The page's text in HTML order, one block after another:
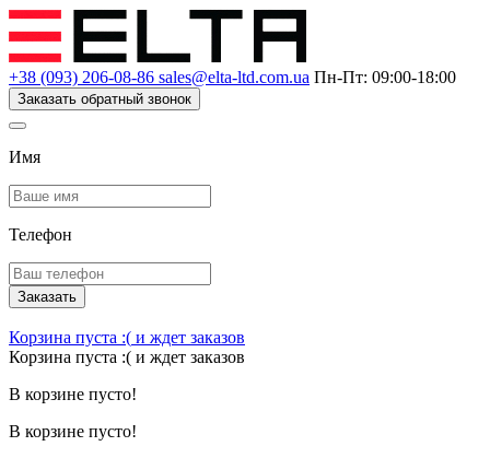
+38 (093) 206-08-86 sales@elta-ltd.com.ua Пн-Пт: 09:00-18:00
Заказать обратный звонок
Имя
Телефон
Заказать
Корзина пуста :( и ждет заказов
Корзина пуста :( и ждет заказов
В корзине пусто!
В корзине пусто!